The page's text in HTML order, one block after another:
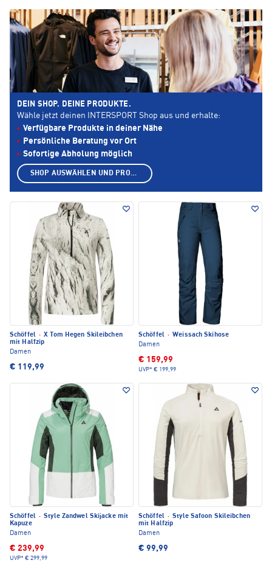
Schöffel · X Tom Hegen Skileibchen
mit Halfzip
Damen
€ 119,99
Schöffel · Weissach Skihose
Damen
€ 159,99
UVP* € 199,99
Schöffel · Style Zandwel Skijacke mit
Kapuze
Damen
€ 239,99
UVP* € 299,99
Schöffel · Style Safoon Skileibchen
mit Halfzip
Damen
€ 99,99
DEIN SHOP. DEINE PRODUKTE.
Wähle jetzt deinen INTERSPORT Shop aus und erhalte:
Verfügbare Produkte in deiner Nähe
Persönliche Beratung vor Ort
Sofortige Abholung möglich
SHOP AUSWÄHLEN UND PRODUKTE ANZEIGEN